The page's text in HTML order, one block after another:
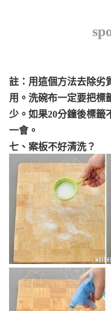
註：用這個方法去除劣
用。洗碗布一定要把標
少。如果20分鐘後標籤
一會。
七、案板不好清洗？